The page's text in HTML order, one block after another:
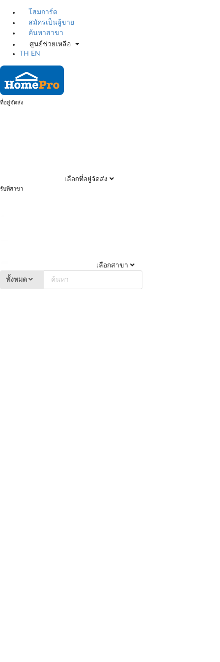
โฮมการ์ด
สมัครเป็นผู้ขาย
ค้นหาสาขา
ศูนย์ช่วยเหลือ
TH
EN
ที่อยู่จัดส่ง
เลือกที่อยู่จัดส่ง
รับที่สาขา
เลือกสาขา
ทั้งหมด